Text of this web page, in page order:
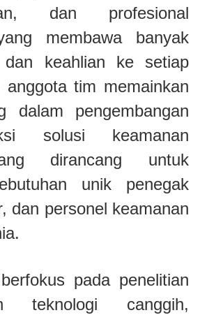
dan profesional
membawa banyak
dan keahlian ke setiap
anggota tim memainkan
dalam pengembangan
solusi keamanan
dirancang untuk
unik penegak
dan personel keamanan
pada penelitian
teknologi canggih,